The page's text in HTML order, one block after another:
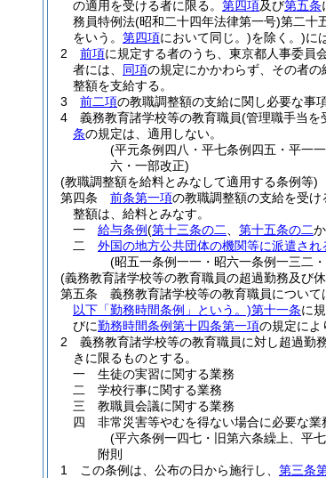
の適用を受ける者に限る。 第四項及び第五条
務員特例法(昭和二十四年法律第一号)第二十
をいう。 第四項において同じ。)を除く。)に
2
前項に規定する者のうち、東京都人事委員
者には、 同項の規定にかかわらず、その者
整額を支給する。
3
前二項の教職調整額の支給に関し必要な事
4
義務教育諸学校等の教育職員(管理職手当を
条の規定は、適用しない。
(平元条例四八・平七条例四五・平一
六・一部改正)
(教職調整額を給料とみなして適用する条例等)
第四条
前条第一項の教職調整額の支給を受け
整額は、給料とみなす。
一
給与条例(第十三条の二 第十五条の二
二
外国の地方公共団体の機関等に派遣され
(昭五一条例一一・昭六一条例一三二
(義務教育諸学校等の教育職員の超過勤務及び
第五条
義務教育諸学校等の教育職員につい
以下「勤務時間条例」という。)第十一条に
びに勤務時間条例第十四条第一項の規定によ
2
義務教育諸学校等の教育職員に対し超過勤
きに限るものとする。
一
生徒の実習に関する業務
二
学校行事に関する業務
三
教職員会議に関する業務
四
非常災害等やむを得ない場合に必要な業
(平六条例一四七・旧第六条繰上、平
附則
1
この条例は、公布の日から施行し、 第三条